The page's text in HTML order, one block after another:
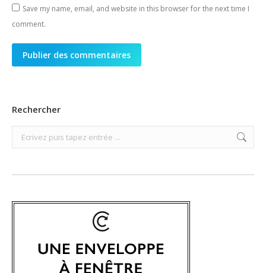
Save my name, email, and website in this browser for the next time I
comment.
Publier des commentaires
Rechercher
Search: